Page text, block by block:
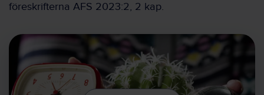
föreskrifterna AFS 2023:2, 2 kap.